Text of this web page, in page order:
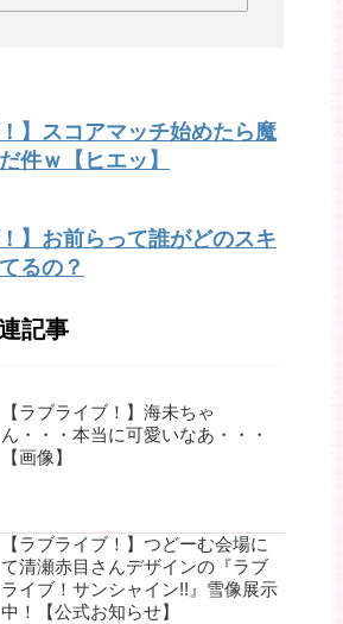
！】スコアマッチ始めたら魔
件ｗ【ヒエッ】
】お前らって誰がどのスキ
るの？
記事
【ラブライブ！】海未ちゃ
ん・・・本当に可愛いなあ・・・
【画像】
【ラブライブ！】つどーむ会場に
て清瀬赤目さんデザインの『ラブ
ライブ！サンシャイン!!』雪像展示
中！【公式お知らせ】